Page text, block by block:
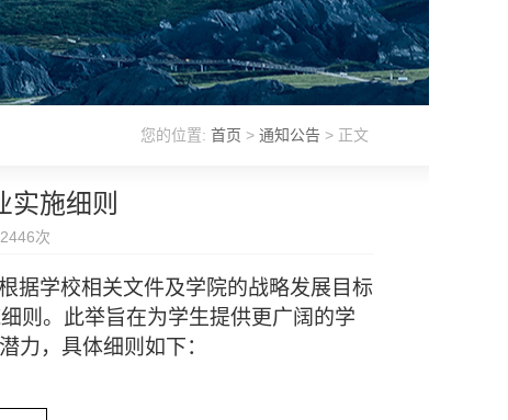
您的位置: 首页 > 通知公告 > 正文
实施细则
2446次
据学校相关文件及学院的战略发展目标
则。此举旨在为学生提供更广阔的学
潜力，具体细则如下：